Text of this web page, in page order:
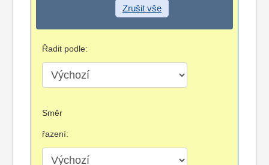
Zrušit vše
Řadit podle:
Směr
řazení: